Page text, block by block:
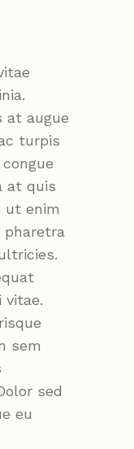
at augue
turpis
at quis
ut enim
pharetra
vitae.
sem
sed
eu